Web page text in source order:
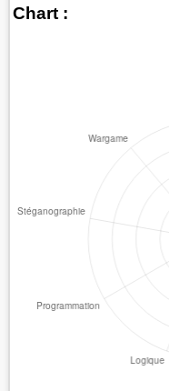
Chart :